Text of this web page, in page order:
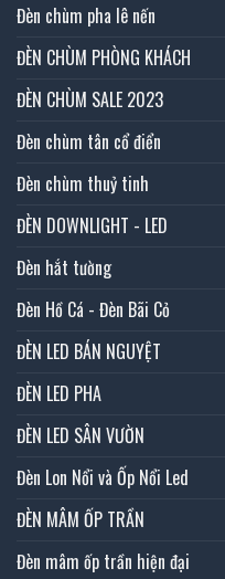
Đèn chùm pha lê nến
ĐÈN CHÙM PHÒNG KHÁCH
ĐÈN CHÙM SALE 2023
Đèn chùm tân cổ điển
Đèn chùm thuỷ tinh
ĐÈN DOWNLIGHT - LED
Đèn hắt tường
Đèn Hồ Cá - Đèn Bãi Cỏ
ĐÈN LED BÁN NGUYỆT
ĐÈN LED PHA
ĐÈN LED SÂN VƯỜN
Đèn Lon Nổi và Ốp Nổi Led
ĐÈN MÂM ỐP TRẦN
Đèn mâm ốp trần hiện đại